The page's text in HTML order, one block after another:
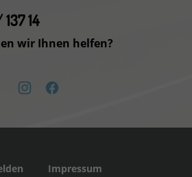
14
wir Ihnen helfen?
instagramfacebook
Impressum